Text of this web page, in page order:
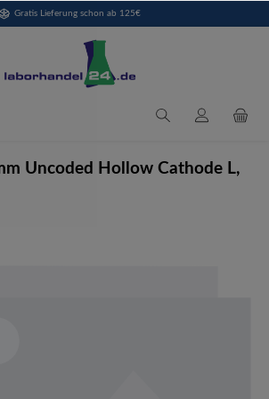
Gratis Lieferung schon ab 125€
Uncoded Hollow Cathode L,